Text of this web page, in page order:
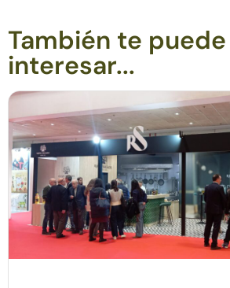
También te puede
interesar...